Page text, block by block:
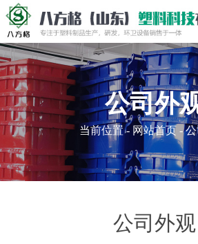
公司外
当前位置 - 网站首页 -
公司外观